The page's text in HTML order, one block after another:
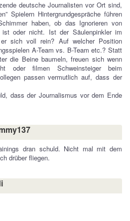
deutsche Journalisten vor Ort sind,
Spielern Hintergrundgespräche führen
haben, ob das Ignorieren von
oder nicht. Ist der Säulenpinkler im
sich voll rein? Auf welcher Position
A-Team vs. B-Team etc.? Statt
die Beine baumeln, freuen sich wenn
oder filmen Schweinsteiger beim
passen vermutlich auf, dass der
dass der Journalismus vor dem Ende
dran schuld. Nicht mal mit dem
drüber fliegen.